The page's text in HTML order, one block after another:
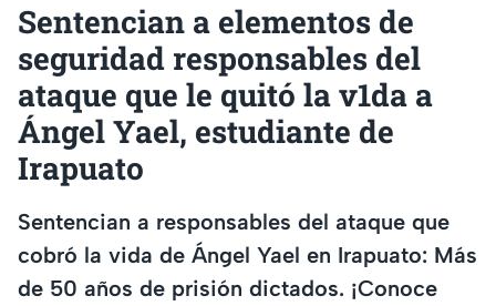
Sentencian a elementos de
seguridad responsables del
ataque que le quitó la v1da a
Ángel Yael, estudiante de
Irapuato
Sentencian a responsables del ataque que
cobró la vida de Ángel Yael en Irapuato: Más
de 50 años de prisión dictados. ¡Conoce